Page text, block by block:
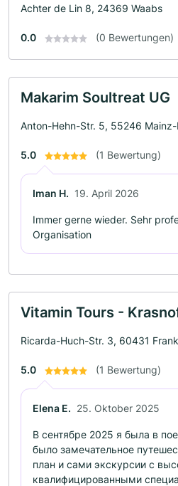
Achter de Lin 8, 24369 Waabs
0.0 (0 Bewertungen)
Makarim Soultreat UG
Anton-Hehn-Str. 5, 55246 Mainz-
5.0 (1 Bewertung)
Iman H. 19. April 2026
Immer gerne wieder. Sehr
Organisation
Vitamin Tours -
Ricarda-Huch-Str. 3, 60431
5.0 (1 Bewertung)
Elena E. 25. Oktober 2025
В сентябре 2025 я была в
было замечательное
план и сами экскурсии с
квалифицированными